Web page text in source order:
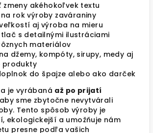
zmeny akéhokoľvek textu
rok výroby zaváraniny
aj výroba na mieru
s detailnými ilustráciami
materiálov
džemy, kompóty, sirupy, medy aj
produkty
do špajze alebo ako darček
je vyrábaná až po prijatí
sme zbytočne nevytvárali
Tento spôsob výroby je
ekologickejší a umožňuje nám
presne podľa vašich